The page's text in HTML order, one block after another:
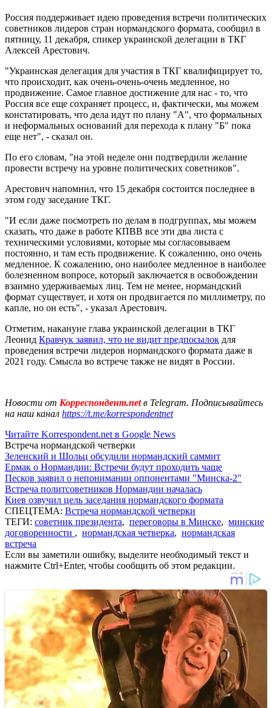
Россия поддерживает идею проведения встречи политических
советников лидеров стран нормандского формата, сообщил в
пятницу, 11 декабря, спикер украинской делегации в ТКГ
Алексей Арестович.
"Украинская делегация для участия в ТКГ квалифицирует то,
что происходит, как очень-очень-очень медленное, но
продвижение. Самое главное достижение для нас - то, что
Россия все еще сохраняет процесс, и, фактически, мы можем
констатировать, что дела идут по плану "А", что формальных
и неформальных оснований для перехода к плану "Б" пока
еще нет", - сказал он.
По его словам, "на этой неделе они подтвердили желание
провести встречу на уровне политических советников".
Арестович напомнил, что 15 декабря состоится последнее в
этом году заседание ТКГ.
"И если даже посмотреть по делам в подгруппах, мы можем
сказать, что даже в работе КПВВ все эти два листа с
техническими условиями, которые мы согласовываем
постоянно, и там есть продвижение. К сожалению, оно очень
медленное. К сожалению, оно наиболее медленное в наиболее
болезненном вопросе, который заключается в освобождении
взаимно удерживаемых лиц. Тем не менее, нормандский
формат существует, и хотя он продвигается по миллиметру, по
капле, но он есть", - указал Арестович.
Отметим, накануне глава украинской делегации в ТКГ
Леонид Кравчук заявил, что не видит предпосылок для
проведения встречи лидеров нормандского формата даже в
2021 году. Смысла во встрече также не видят в России.
Новости от Корреспондент.netв Telegram. Подписывайтесь
на наш канал https://t.me/korrespondentnet
Читайте Korrespondent.net в Google News
Встреча нормандской четверки
Зеленский и Шольц обсудили нормандский саммит
Ермак о Нормандии: Встречи будут проходить чаще
Песков заявил о непонимании оппонентами "Минска-2"
Встреча политсоветников Нормандии началась
Киев озвучил цель заседания нормандского формата
СПЕЦТЕМА: Встреча нормандской четверки
ТЕГИ: советник президента, переговоры в Минске, минские
договоренности , нормандская четверка, нормандская
встреча
Если вы заметили ошибку, выделите необходимый текст и
нажмите Ctrl+Enter, чтобы сообщить об этом редакции.